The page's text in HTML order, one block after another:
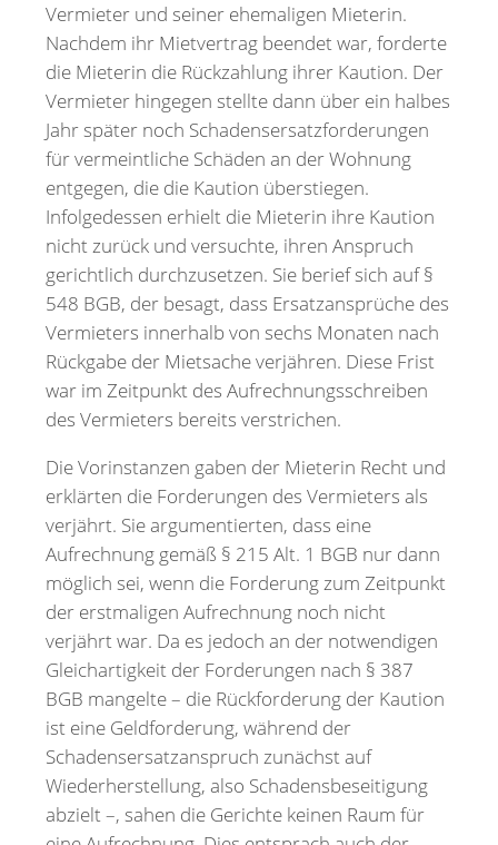
Vermieter und seiner ehemaligen Mieterin.
Nachdem ihr Mietvertrag beendet war, forderte
die Mieterin die Rückzahlung ihrer Kaution. Der
Vermieter hingegen stellte dann über ein halbes
Jahr später noch Schadensersatzforderungen
für vermeintliche Schäden an der Wohnung
entgegen, die die Kaution überstiegen.
Infolgedessen erhielt die Mieterin ihre Kaution
nicht zurück und versuchte, ihren Anspruch
gerichtlich durchzusetzen. Sie berief sich auf §
548 BGB, der besagt, dass Ersatzansprüche des
Vermieters innerhalb von sechs Monaten nach
Rückgabe der Mietsache verjähren. Diese Frist
war im Zeitpunkt des Aufrechnungsschreiben
des Vermieters bereits verstrichen.
Die Vorinstanzen gaben der Mieterin Recht und
erklärten die Forderungen des Vermieters als
verjährt. Sie argumentierten, dass eine
Aufrechnung gemäß § 215 Alt. 1 BGB nur dann
möglich sei, wenn die Forderung zum Zeitpunkt
der erstmaligen Aufrechnung noch nicht
verjährt war. Da es jedoch an der notwendigen
Gleichartigkeit der Forderungen nach § 387
BGB mangelte – die Rückforderung der Kaution
ist eine Geldforderung, während der
Schadensersatzanspruch zunächst auf
Wiederherstellung, also Schadensbeseitigung
abzielt –, sahen die Gerichte keinen Raum für